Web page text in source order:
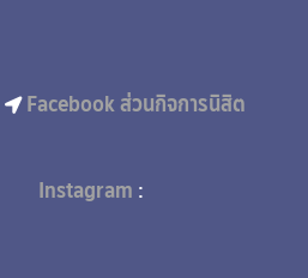
Facebook ส่วนกิจการนิสิต
Instagram :